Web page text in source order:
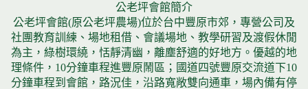
公老坪會館簡介
公老坪會館(原公老坪農場)位於台中豐原市郊，專營公司及
社團教育訓練、場地租借、會議場地、教學研習及渡假休閒
為主，綠樹環繞，恬靜清幽，離塵舒適的好地方。優越的地
理條件，10分鐘車程進豐原鬧區；國道四號豐原交流道下10
分鐘車程到會館，路況佳，沿路寬敞雙向通車，場內備有停